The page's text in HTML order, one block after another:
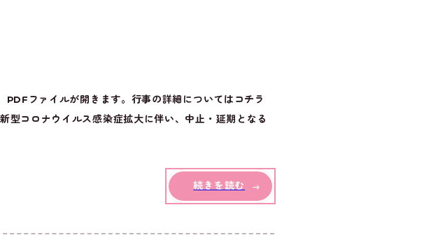
ファイルが開きます。行事の詳細についてはコチラ
型コロナウイルス感染症拡大に伴い、中止・延期となる
続きを読む